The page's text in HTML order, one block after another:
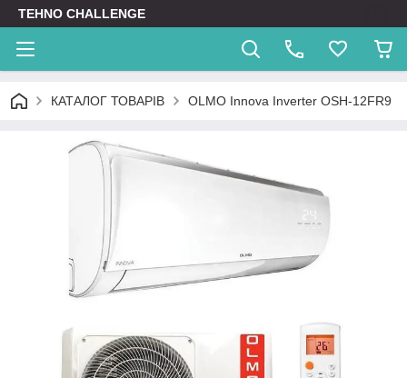
TEHNO CHALLENGE
КАТАЛОГ ТОВАРІВ OLMO Innova Inverter OSH-12FR9